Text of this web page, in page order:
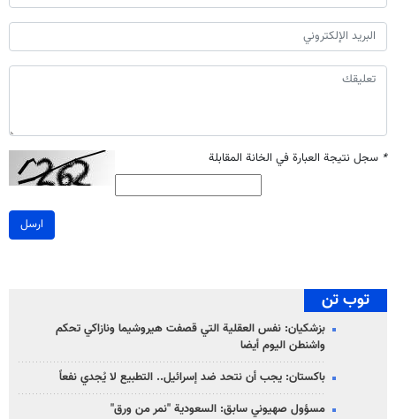
* سجل نتيجة العبارة في الخانة المقابلة
ارسل
توب تن
بزشكيان: نفس العقلية التي قصفت هيروشيما ونازاكي تحكم
واشنطن اليوم أيضا
باكستان: يجب أن نتحد ضد إسرائيل.. التطبيع لا يُجدي نفعاً
مسؤول صهيوني سابق: السعودية "نمر من ورق"